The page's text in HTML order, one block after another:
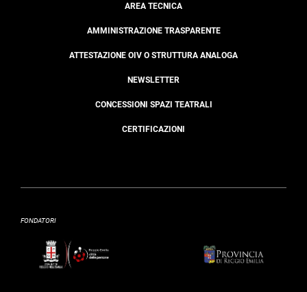
AREA TECNICA
AMMINISTRAZIONE TRASPARENTE
ATTESTAZIONE OIV O STRUTTURA ANALOGA
NEWSLETTER
CONCESSIONI SPAZI TEATRALI
CERTIFICAZIONI
FONDATORI